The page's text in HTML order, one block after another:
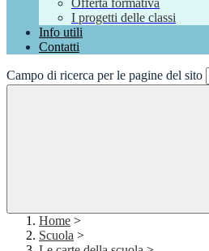
Offerta formativa
I progetti delle classi
Info utili
Contatti
Campo di ricerca per le pagine del sito
Home >
Scuola >